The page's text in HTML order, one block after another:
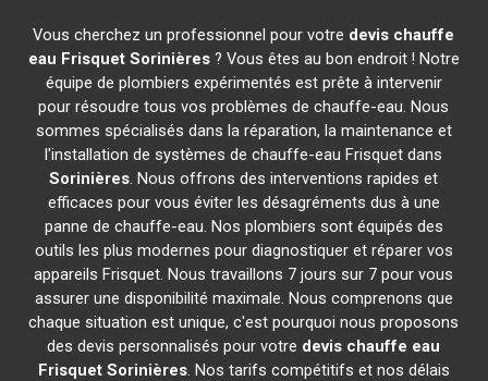
Vous cherchez un professionnel pour votre devis chauffe
eau Frisquet Sorinières? Vous êtes au bon endroit ! Notre
équipe de plombiers expérimentés est prête à intervenir
pour résoudre tous vos problèmes de chauffe-eau. Nous
sommes spécialisés dans la réparation, la maintenance et
l'installation de systèmes de chauffe-eau Frisquet dans
Sorinières. Nous offrons des interventions rapides et
efficaces pour vous éviter les désagréments dus à une
panne de chauffe-eau. Nos plombiers sont équipés des
outils les plus modernes pour diagnostiquer et réparer vos
appareils Frisquet. Nous travaillons 7 jours sur 7 pour vous
assurer une disponibilité maximale. Nous comprenons que
chaque situation est unique, c'est pourquoi nous proposons
des devis personnalisés pour votre devis chauffe eau
Frisquet Sorinières. Nos tarifs compétitifs et nos délais